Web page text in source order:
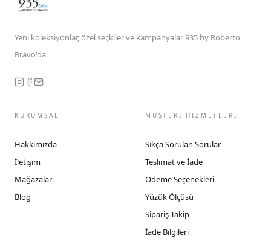
Yeni koleksiyonlar, özel seçkiler ve kampanyalar 935 by Roberto
Bravo'da.
KURUMSAL
Hakkımızda
İletişim
Mağazalar
Blog
MÜŞTERİ HİZMETLERİ
Sıkça Sorulan Sorular
Teslimat ve İade
Ödeme Seçenekleri
Yüzük Ölçüsü
Sipariş Takip
İade Bilgileri